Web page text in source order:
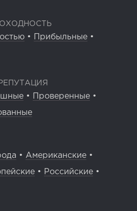
• Прибыльные •
• Проверенные •
• Американские •
• Российские •